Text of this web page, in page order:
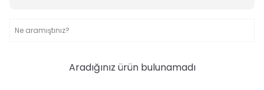
Aradığınız ürün bulunamadı